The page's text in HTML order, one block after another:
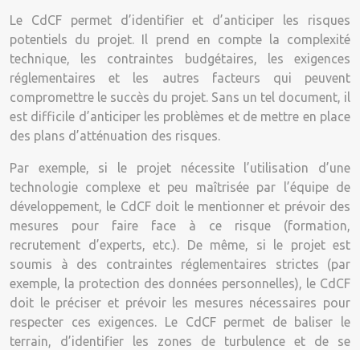
Le CdCF permet d’identifier et d’anticiper les risques
potentiels du projet. Il prend en compte la complexité
technique, les contraintes budgétaires, les exigences
réglementaires et les autres facteurs qui peuvent
compromettre le succès du projet. Sans un tel document, il
est difficile d’anticiper les problèmes et de mettre en place
des plans d’atténuation des risques.
Par exemple, si le projet nécessite l’utilisation d’une
technologie complexe et peu maîtrisée par l’équipe de
développement, le CdCF doit le mentionner et prévoir des
mesures pour faire face à ce risque (formation,
recrutement d’experts, etc.). De même, si le projet est
soumis à des contraintes réglementaires strictes (par
exemple, la protection des données personnelles), le CdCF
doit le préciser et prévoir les mesures nécessaires pour
respecter ces exigences. Le CdCF permet de baliser le
terrain, d’identifier les zones de turbulence et de se